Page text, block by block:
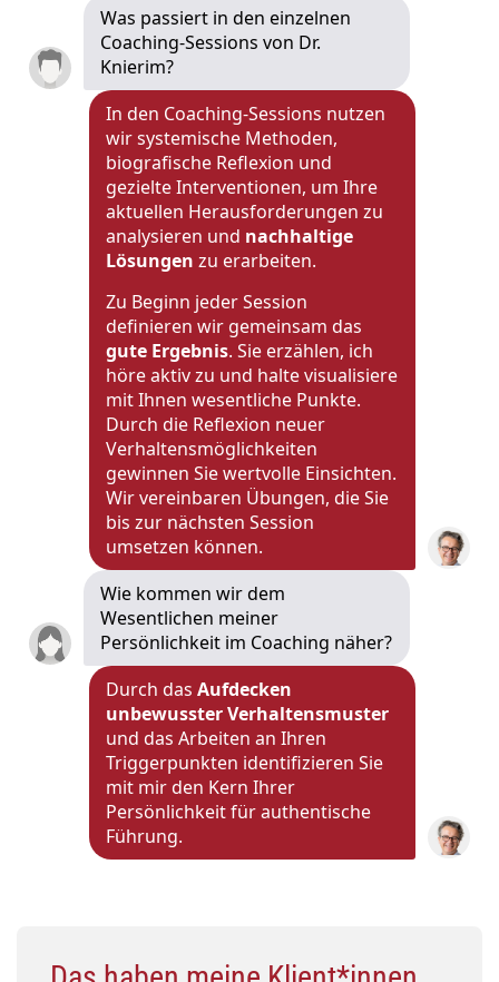
Was passiert in den einzelnen
Coaching-Sessions von Dr.
Knierim?
In den Coaching-Sessions nutzen
wir systemische Methoden,
biografische Reflexion und
gezielte Interventionen, um Ihre
aktuellen Herausforderungen zu
analysieren und nachhaltige
Lösungen zu erarbeiten.
Zu Beginn jeder Session
definieren wir gemeinsam das
gute Ergebnis. Sie erzählen, ich
höre aktiv zu und halte visualisiere
mit Ihnen wesentliche Punkte.
Durch die Reflexion neuer
Verhaltensmöglichkeiten
gewinnen Sie wertvolle Einsichten.
Wir vereinbaren Übungen, die Sie
bis zur nächsten Session
umsetzen können.
Wie kommen wir dem
Wesentlichen meiner
Persönlichkeit im Coaching näher?
Durch dasAufdecken
unbewusster Verhaltensmuster
und das Arbeiten an Ihren
Triggerpunkten identifizieren Sie
mit mir den Kern Ihrer
Persönlichkeit für authentische
Führung.